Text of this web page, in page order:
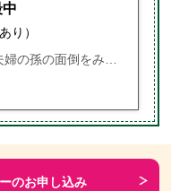
り）
昨年夫と死別し、近所に住む娘夫婦の孫の面倒をみています。娘と孫のために自分の葬儀費用や孫の進学費用を残してあげたいと思うようになりました。晴美先生から「持病があっても入れる保険」「ジュニアNISA」「かわいい孫と一緒にお家の中をお片付け」を教えてもらいました。亡くなった主人や娘の思い出の写真を孫と一緒に見ながら生前整理楽しんでいます！！
のお申し込み